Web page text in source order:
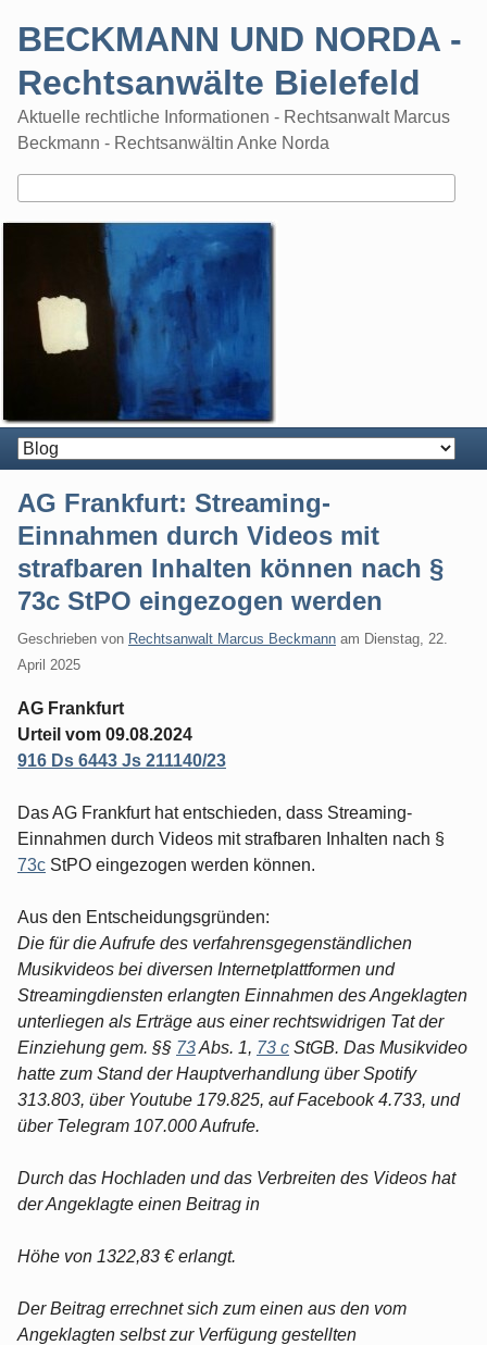
BECKMANN UND NORDA -
Rechtsanwälte Bielefeld
Aktuelle rechtliche Informationen - Rechtsanwalt Marcus
Beckmann - Rechtsanwältin Anke Norda
AG Frankfurt: Streaming-
Einnahmen durch Videos mit
strafbaren Inhalten können nach §
73c StPO eingezogen werden
Geschrieben von Rechtsanwalt Marcus Beckmann am Dienstag, 22.
April 2025
AG Frankfurt
Urteil vom 09.08.2024
916 Ds 6443 Js 211140/23
Das AG Frankfurt hat entschieden, dass Streaming-
Einnahmen durch Videos mit strafbaren Inhalten nach §
73c StPO eingezogen werden können.
Aus den Entscheidungsgründen:
Die für die Aufrufe des verfahrensgegenständlichen
Musikvideos bei diversen Internetplattformen und
Streamingdiensten erlangten Einnahmen des Angeklagten
unterliegen als Erträge aus einer rechtswidrigen Tat der
Einziehung gem. §§ 73Abs. 1, 73 c StGB. Das Musikvideo
hatte zum Stand der Hauptverhandlung über Spotify
313.803, über Youtube 179.825, auf Facebook 4.733, und
über Telegram 107.000 Aufrufe.
Durch das Hochladen und das Verbreiten des Videos hat
der Angeklagte einen Beitrag in
Höhe von 1322,83 € erlangt.
Der Beitrag errechnet sich zum einen aus den vom
Angeklagten selbst zur Verfügung gestellten